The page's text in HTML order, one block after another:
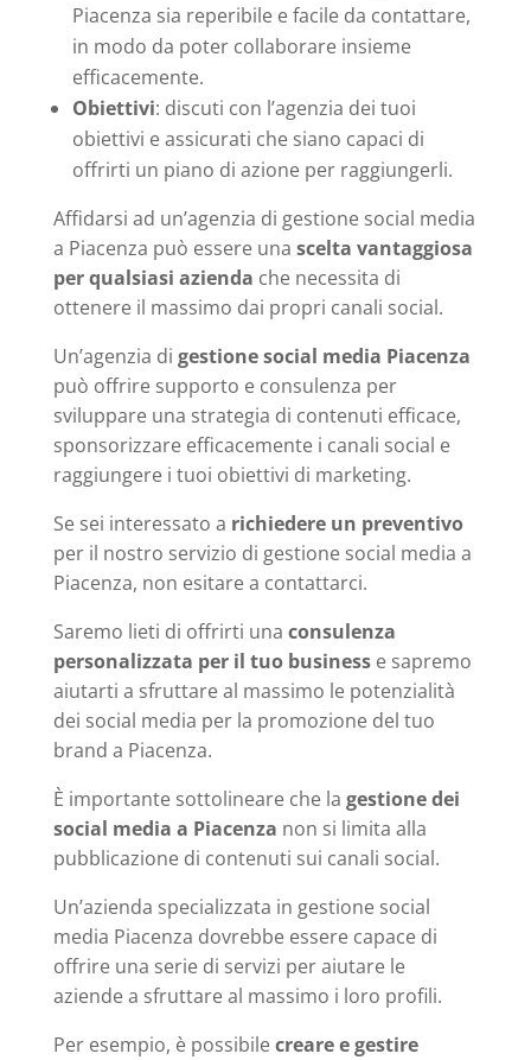
Piacenza sia reperibile e facile da contattare,
in modo da poter collaborare insieme
efficacemente.
Obiettivi: discuti con l’agenzia dei tuoi
obiettivi e assicurati che siano capaci di
offrirti un piano di azione per raggiungerli.
Affidarsi ad un’agenzia di gestione social media
a Piacenza può essere una scelta vantaggiosa
per qualsiasi azienda che necessita di
ottenere il massimo dai propri canali social.
Un’agenzia di gestione social media Piacenza
può offrire supporto e consulenza per
sviluppare una strategia di contenuti efficace,
sponsorizzare efficacemente i canali social e
raggiungere i tuoi obiettivi di marketing.
Se sei interessato a richiedere un preventivo
per il nostro servizio di gestione social media a
Piacenza, non esitare a contattarci.
Saremo lieti di offrirti una consulenza
personalizzata per il tuo businesse sapremo
aiutarti a sfruttare al massimo le potenzialità
dei social media per la promozione del tuo
brand a Piacenza.
È importante sottolineare che la gestione dei
social media a Piacenza non si limita alla
pubblicazione di contenuti sui canali social.
Un’azienda specializzata in gestione social
media Piacenza dovrebbe essere capace di
offrire una serie di servizi per aiutare le
aziende a sfruttare al massimo i loro profili.
Per esempio, è possibilecreare e gestire